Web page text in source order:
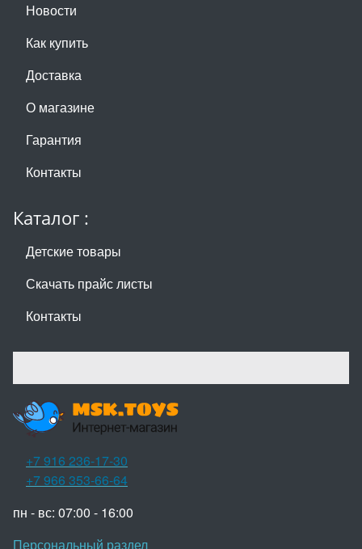
Новости
Как купить
Доставка
О магазине
Гарантия
Контакты
Каталог :
Детские товары
Скачать прайс листы
Контакты
+7 916 236-17-30
+7 966 353-66-64
пн - вс: 07:00 - 16:00
Персональный раздел